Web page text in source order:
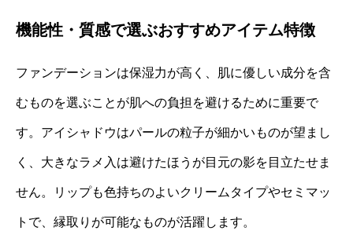
機能性・質感で選ぶおすすめアイテム特徴
ファンデーションは保湿力が高く、肌に優しい成分を含
むものを選ぶことが肌への負担を避けるために重要で
す。アイシャドウはパールの粒子が細かいものが望まし
く、大きなラメ入は避けたほうが目元の影を目立たせま
せん。リップも色持ちのよいクリームタイプやセミマッ
トで、縁取りが可能なものが活躍します。